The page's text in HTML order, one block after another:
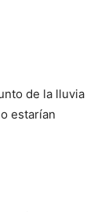
de la lluvia
estarían